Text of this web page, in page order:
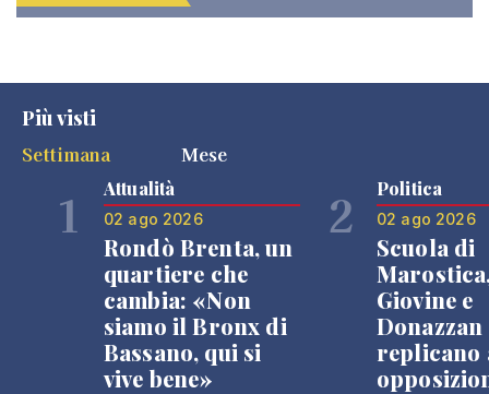
Più visti
Settimana
Mese
1 Attualità
02 ago 2026
Rondò Brenta, un
quartiere che
cambia: «Non
siamo il Bronx di
Bassano, qui si
vive bene»
2 Politica
02 ago 2026
Scuola di
Giovine e
Donazzan
replicano